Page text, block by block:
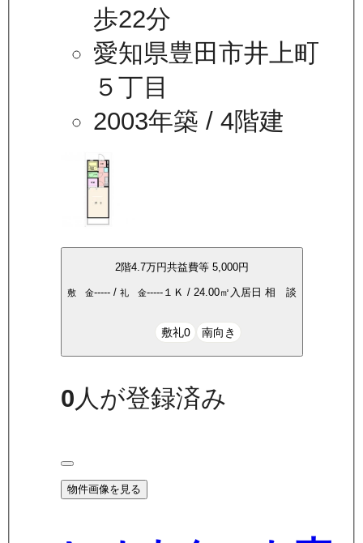
歩22分
愛知県豊田市井上町
５丁目
2003年築 / 4階建
2階4.7万円共益費等5,000円
敷 金----- /礼 金----- １Ｋ /24.00㎡ 入居日相 談
敷礼0 南向き
0 人が登録済み
物件画像を見る